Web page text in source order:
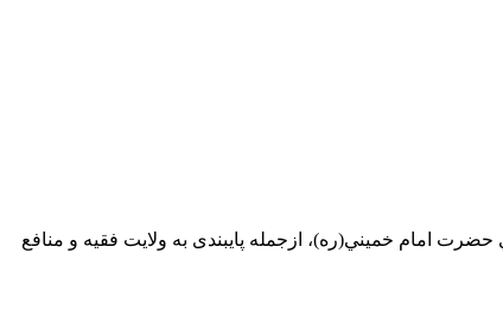
امام خميني(ره)، ازجمله پایبندی به ولايت فقيه و منافع